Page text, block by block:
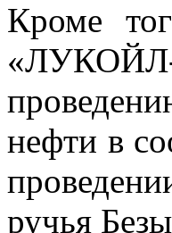
Кроме
нефти в
ручья